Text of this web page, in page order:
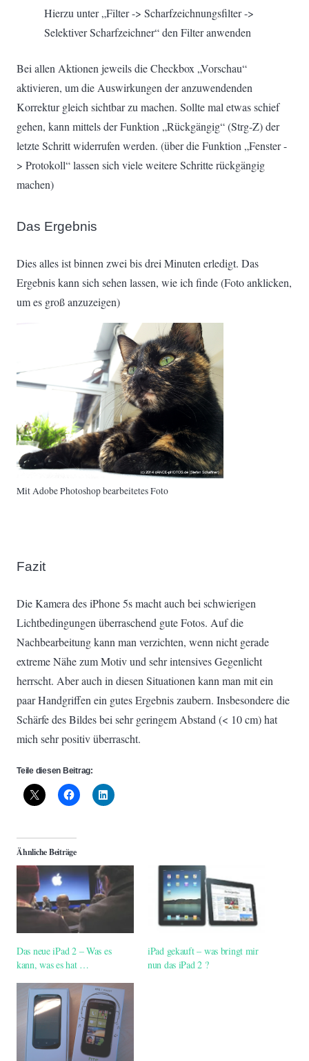
Hierzu unter „Filter -> Scharfzeichnungsfilter ->
Selektiver Scharfzeichner“ den Filter anwenden
Bei allen Aktionen jeweils die Checkbox „Vorschau“
aktivieren, um die Auswirkungen der anzuwendenden
Korrektur gleich sichtbar zu machen. Sollte mal etwas schief
gehen, kann mittels der Funktion „Rückgängig“ (Strg-Z) der
letzte Schritt widerrufen werden. (über die Funktion „Fenster -
> Protokoll“ lassen sich viele weitere Schritte rückgängig
machen)
Das Ergebnis
Dies alles ist binnen zwei bis drei Minuten erledigt. Das
Ergebnis kann sich sehen lassen, wie ich finde (Foto anklicken,
um es groß anzuzeigen)
Mit Adobe Photoshop bearbeitetes Foto
Fazit
Die Kamera des iPhone 5s macht auch bei schwierigen
Lichtbedingungen überraschend gute Fotos. Auf die
Nachbearbeitung kann man verzichten, wenn nicht gerade
extreme Nähe zum Motiv und sehr intensives Gegenlicht
herrscht. Aber auch in diesen Situationen kann man mit ein
paar Handgriffen ein gutes Ergebnis zaubern. Insbesondere die
Schärfe des Bildes bei sehr geringem Abstand (< 10 cm) hat
mich sehr positiv überrascht.
Teile diesen Beitrag:
Ähnliche Beiträge
Das neue iPad 2 – Was es
kann, was es hat …
iPad gekauft – was bringt mir
nun das iPad 2 ?